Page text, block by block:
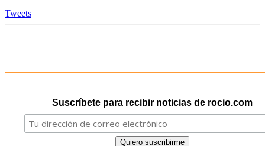
Tweets
Suscríbete para recibir noticias de rocio.com